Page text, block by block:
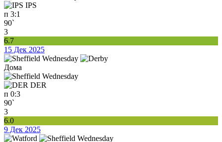
IPS
п 3:1
90`
3
6.7
15 Дек 2025
Дома
DER
п 0:3
90`
3
6.0
9 Дек 2025